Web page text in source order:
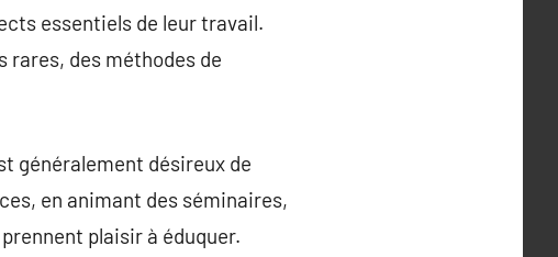
essentiels de leur travail.
rares, des méthodes de
généralement désireux de
en animant des séminaires,
plaisir à éduquer.